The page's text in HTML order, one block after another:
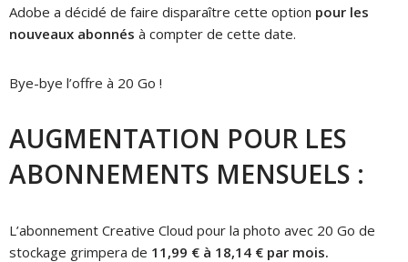
Adobe a décidé de faire disparaître cette option pour les
nouveaux abonnés à compter de cette date.
Bye-bye l’offre à 20 Go !
AUGMENTATION POUR LES
ABONNEMENTS MENSUELS :
L’abonnement Creative Cloud pour la photo avec 20 Go de
stockage grimpera de 11,99 € à 18,14 € par mois.